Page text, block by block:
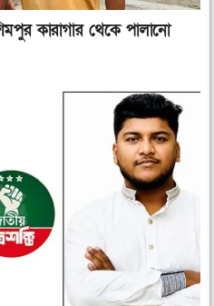
কারাগার থেকে পালানো